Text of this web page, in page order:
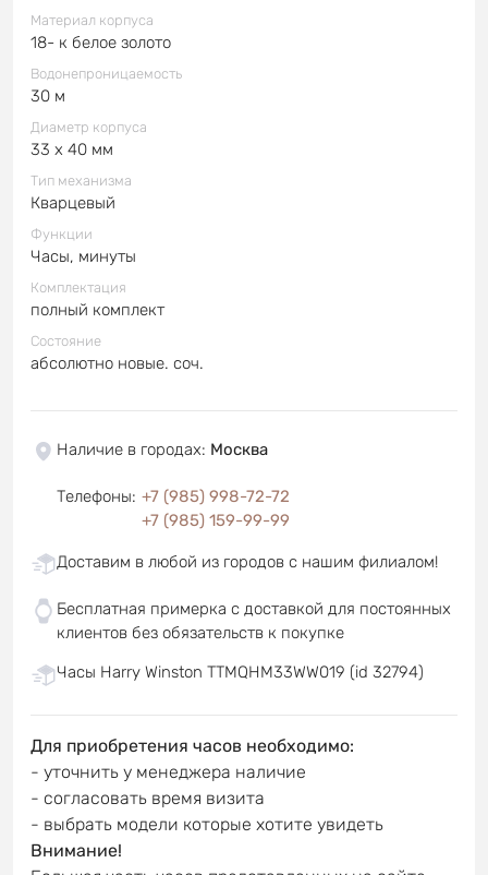
Материал корпуса
18- к белое золото
Водонепроницаемость
30 м
Диаметр корпуса
33 x 40 мм
Тип механизма
Кварцевый
Функции
Часы, минуты
Комплектация
полный комплект
Состояние
абсолютно новые. соч.
Наличие в городах: Москва
Телефоны: +7 (985) 998-72-72
+7 (985) 159-99-99
Доставим в любой из городов с нашим филиалом!
Бесплатная примерка с доставкой для постоянных
клиентов без обязательств к покупке
Часы Harry Winston TTMQHM33WW019 (id 32794)
Для приобретения часов необходимо:
- уточнить у менеджера наличие
- согласовать время визита
- выбрать модели которые хотите увидеть
Внимание!